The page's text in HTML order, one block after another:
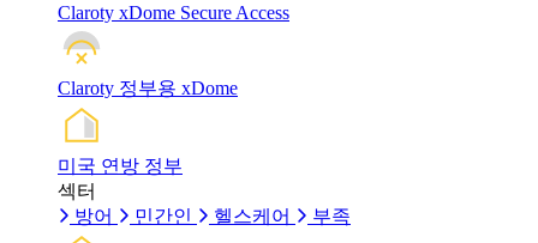
Claroty xDome Secure Access
Claroty 정부용 xDome
미국 연방 정부
섹터
방어
민간인 헬스케어 부족